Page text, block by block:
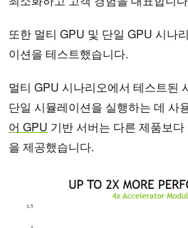
또한 멀티 GPU 및 단일 GPU 시나
이션을 테스트했습니다.
멀티 GPU 시나리오에서 테스트된
단일 시뮬레이션을 실행하는 데 사
어 GPU 기반 서버는 다른 제품보
을 제공했습니다.